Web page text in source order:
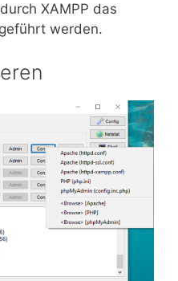
XAMPP das
werden.